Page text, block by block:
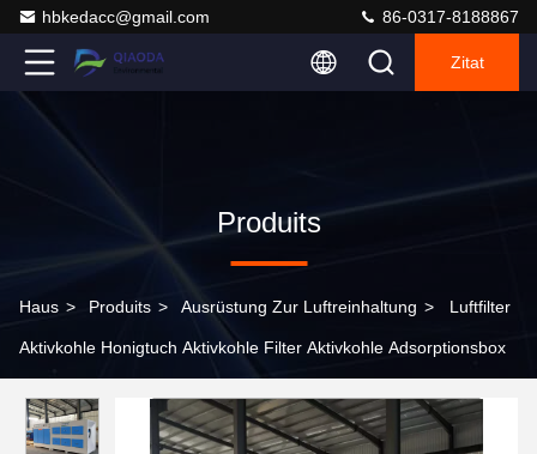
hbkedacc@gmail.com 86-0317-8188867
Zitat
Produits
Haus > Produits > Ausrüstung Zur Luftreinhaltung > Luftfilter
Aktivkohle Honigtuch Aktivkohle Filter Aktivkohle Adsorptionsbox